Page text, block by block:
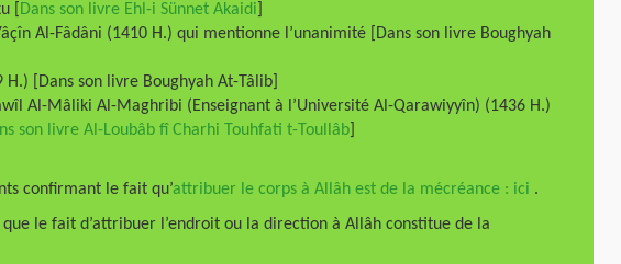
[
Dans son livre Ehl-i Sünnet Akaidi
Al-Fâdâni (1410 H.) qui mentionne l’unanimité [Dans son livre Boughyah
[Dans son livre Boughyah At-Tâlib]
Al-Mâliki Al-Maghribi (Enseignant à l’Université Al-Qarawiyyîn) (1436 H.)
son livre Al-Loubâb fî Charhi Touhfati t-Toullâb
confirmant le fait qu’attribuer le corps à Allâh est de la mécréance : ici .
le fait d’attribuer l’endroit ou la direction à Allâh constitue de la